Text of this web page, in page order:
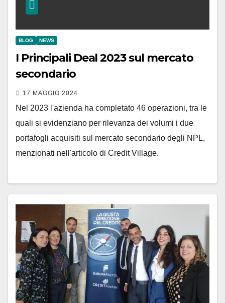
BLOG NEWS
I Principali Deal 2023 sul mercato
secondario
17 MAGGIO 2024
Nel 2023 l'azienda ha completato 46 operazioni, tra le
quali si evidenziano per rilevanza dei volumi i due
portafogli acquisiti sul mercato secondario degli NPL,
menzionati nell'articolo di Credit Village.